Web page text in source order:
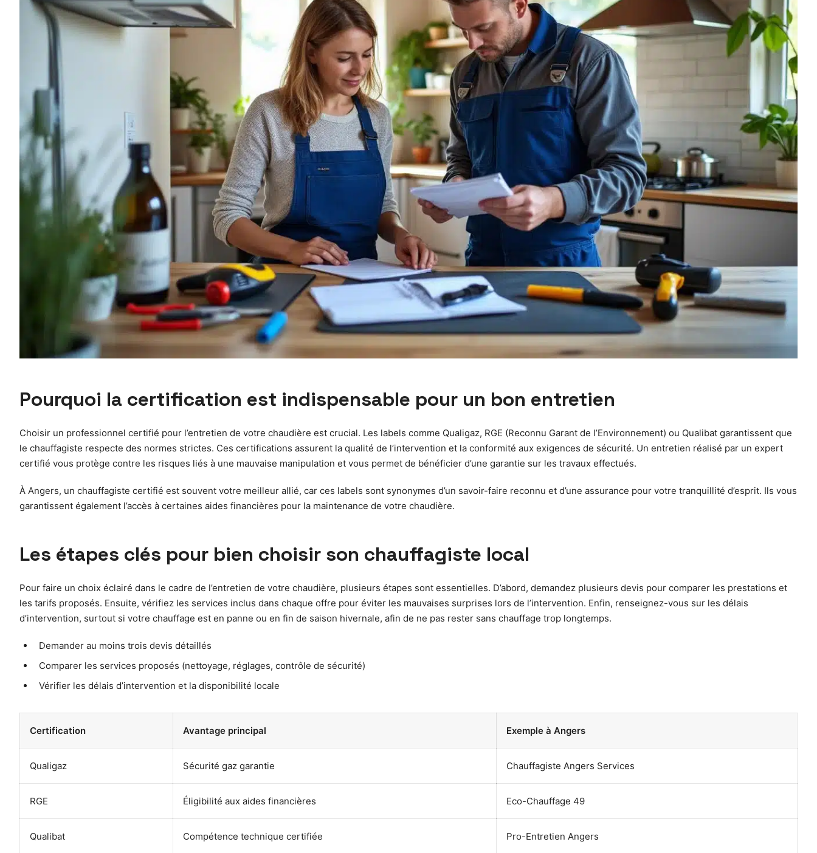
Pourquoi la certification est indispensable pour un bon entretien
Choisir un professionnel certifié pour l’entretien de votre chaudière est crucial. Les labels comme Qualigaz, RGE (Reconnu Garant de l’Environnement) ou Qualibat garantissent que
le chauffagiste respecte des normes strictes. Ces certifications assurent la qualité de l’intervention et la conformité aux exigences de sécurité. Un entretien réalisé par un expert
certifié vous protège contre les risques liés à une mauvaise manipulation et vous permet de bénéficier d’une garantie sur les travaux effectués.
À Angers, un chauffagiste certifié est souvent votre meilleur allié, car ces labels sont synonymes d’un savoir-faire reconnu et d’une assurance pour votre tranquillité d’esprit. Ils vous
garantissent également l’accès à certaines aides financières pour la maintenance de votre chaudière.
Les étapes clés pour bien choisir son chauffagiste local
Pour faire un choix éclairé dans le cadre de l’entretien de votre chaudière, plusieurs étapes sont essentielles. D’abord, demandez plusieurs devis pour comparer les prestations et
les tarifs proposés. Ensuite, vérifiez les services inclus dans chaque offre pour éviter les mauvaises surprises lors de l’intervention. Enfin, renseignez-vous sur les délais
d’intervention, surtout si votre chauffage est en panne ou en fin de saison hivernale, afin de ne pas rester sans chauffage trop longtemps.
Demander au moins trois devis détaillés
Comparer les services proposés (nettoyage, réglages, contrôle de sécurité)
Vérifier les délais d’intervention et la disponibilité locale
Certification Avantage principal Exemple à Angers
Qualigaz Sécurité gaz garantie Chauffagiste Angers Services
RGE Éligibilité aux aides financières Eco-Chauffage 49
Qualibat Compétence technique certifiée Pro-Entretien Angers